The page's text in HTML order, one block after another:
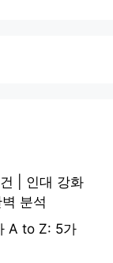
| 인대 강화
분석
A to Z: 5가